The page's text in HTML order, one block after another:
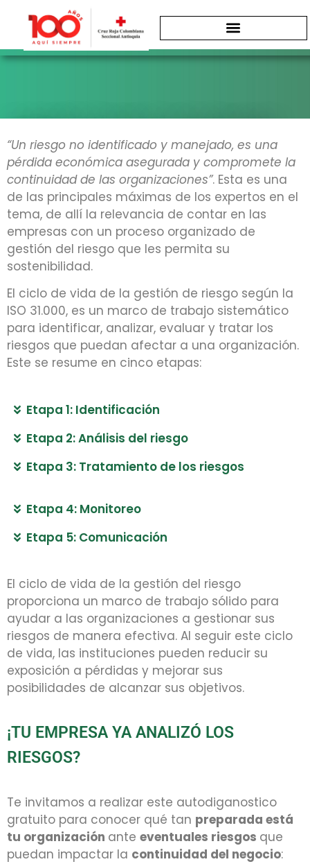
como
proceso para la prevención, reducción
y control
“Un riesgo no identificado y manejado, es una
pérdida económica asegurada y compromete la
continuidad de las organizaciones”. Esta es una
de las principales máximas de los expertos en el
tema, de allí la relevancia de contar en las
empresas con un proceso organizado de
gestión del riesgo que les permita su
sostenibilidad.
El ciclo de vida de la gestión de riesgo según la
ISO 31.000, es un marco de trabajo sistemático
para identificar, analizar, evaluar y tratar los
riesgos que puedan afectar a una organización.
Este se resume en cinco etapas:
Etapa 1: Identificación
Etapa 2: Análisis del riesgo
Etapa 3: Tratamiento de los riesgos
Etapa 4: Monitoreo
Etapa 5: Comunicación
El ciclo de vida de la gestión del riesgo
proporciona un marco de trabajo sólido para
ayudar a las organizaciones a gestionar sus
riesgos de manera efectiva. Al seguir este ciclo
de vida, las instituciones pueden reducir su
exposición a pérdidas y mejorar sus
posibilidades de alcanzar sus objetivos.
¡TU EMPRESA YA ANALIZÓ LOS
RIESGOS?
Te invitamos a realizar este autodiganostico
gratuito para conocer qué tan preparada está
tu organización ante eventuales riesgos que
puedan impactar la continuidad del negocio: